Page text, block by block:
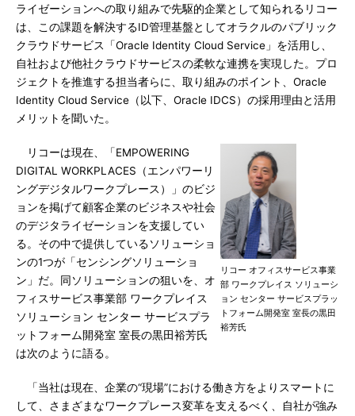
ライゼーションへの取り組みで先駆的企業として知られるリコー
は、この課題を解決するID管理基盤としてオラクルのパブリック
クラウドサービス「Oracle Identity Cloud Service」を活用し、
自社および他社クラウドサービスの柔軟な連携を実現した。プロ
ジェクトを推進する担当者らに、取り組みのポイント、Oracle
Identity Cloud Service（以下、Oracle IDCS）の採用理由と活用
メリットを聞いた。
リコー オフィスサービス事業
部 ワークプレイス ソリューシ
ョン センター サービスプラッ
トフォーム開発室 室長の黒田
裕芳氏
リコーは現在、「EMPOWERING
DIGITAL WORKPLACES（エンパワーリ
ングデジタルワークプレース）」のビジ
ョンを掲げて顧客企業のビジネスや社会
のデジタライゼーションを支援してい
る。その中で提供しているソリューショ
ンの1つが「センシングソリューショ
ン」だ。同ソリューションの狙いを、オ
フィスサービス事業部 ワークプレイス
ソリューション センター サービスプラ
ットフォーム開発室 室長の黒田裕芳氏
は次のように語る。
「当社は現在、企業の“現場”における働き方をよりスマートに
して、さまざまなワークプレース変革を支えるべく、自社が強み